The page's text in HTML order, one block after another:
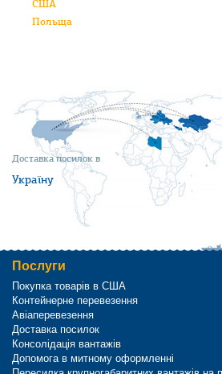
Доставка посилок в
Україну
США
Польща
Послуги
Покупка товарів в США
Контейнерне перевезення
Авіаперевезення
Доставка посилок
Консолідація вантажів
Допомога в митному оформленні